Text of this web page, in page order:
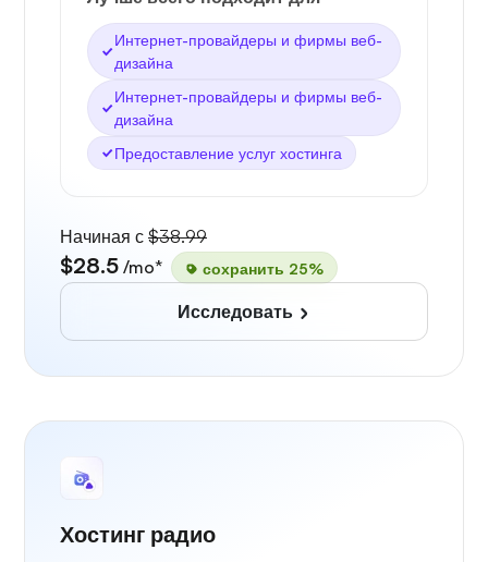
Интернет-провайдеры и фирмы веб-
дизайна
Интернет-провайдеры и фирмы веб-
дизайна
Предоставление услуг хостинга
Начиная с $38.99
$28.5 /mo* сохранить 25%
Исследовать
Хостинг радио